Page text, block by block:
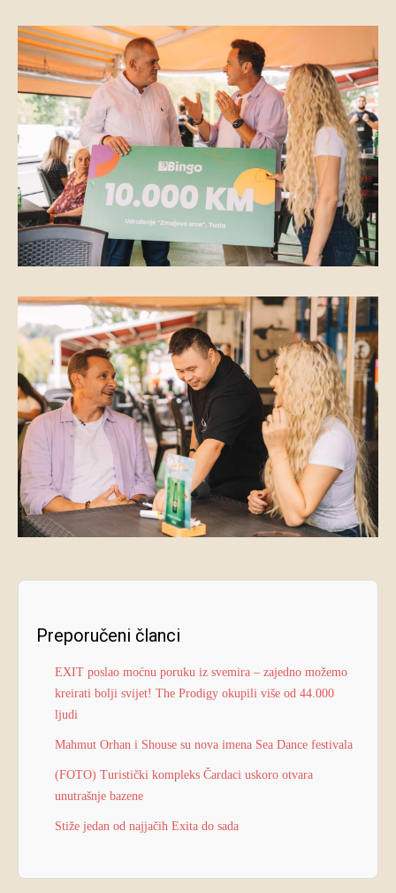
Preporučeni članci
EXIT poslao moćnu poruku iz svemira – zajedno možemo
kreirati bolji svijet! The Prodigy okupili više od 44.000
ljudi
Mahmut Orhan i Shouse su nova imena Sea Dance festivala
(FOTO) Turistički kompleks Čardaci uskoro otvara
unutrašnje bazene
Stiže jedan od najjačih Exita do sada